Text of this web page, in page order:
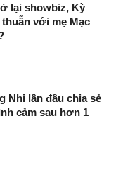
lại showbiz, Kỳ
thuẫn với mẹ Mạc
Nhi lần đầu chia sẻ
cảm sau hơn 1